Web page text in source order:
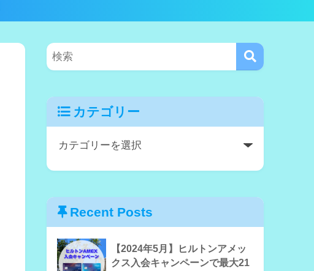
カテゴリー
Recent Posts
【2024年5月】ヒルトンアメッ
クス入会キャンペーンで最大21